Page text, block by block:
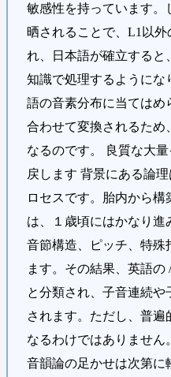
敏感性を持っています。
晒されることで、L1以
れ、日本語が確立すると
知識で処理するようにな
語の音素分布に当てはめ
合わせて変換されるため
なるのです。 良質な大
戻します 背景にある論
ロセスです。胎内から
は、１歳頃にはかなり進
音節構造、ピッチ、特殊
ます。その結果、英語の
と分類され、子音連続や
されます。ただし、普遍
なるわけではありません
音韻論の足かせは次第に